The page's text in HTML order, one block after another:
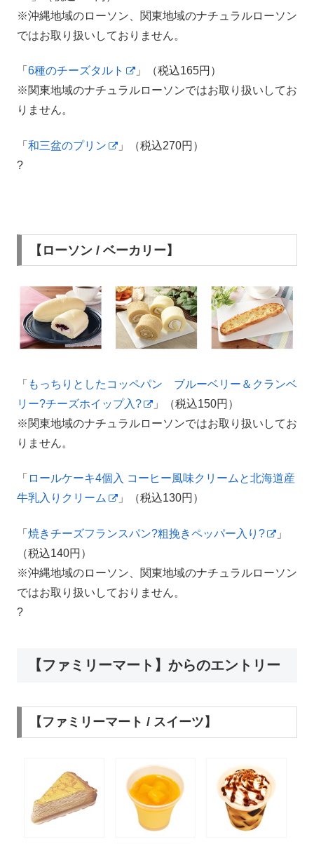
※沖縄地域のローソン、関東地域のナチュラルローソン
ではお取り扱いしておりません。
「 6種のチーズタルト
」（税込165円）
※関東地域のナチュラルローソンではお取り扱いしてお
りません。
「 和三盆のプリン
」（税込270円）
?
【ローソン / ベーカリー】
「 もっちりとしたコッペパン ブルーベリー＆クランベ
リー?チーズホイップ入?
」（税込150円）
※関東地域のナチュラルローソンではお取り扱いしてお
りません。
「 ロールケーキ4個入 コーヒー風味クリームと北海道産
牛乳入りクリーム
」（税込130円）
「 焼きチーズフランスパン?粗挽きペッパー入り?
」
（税込140円）
※沖縄地域のローソン、関東地域のナチュラルローソン
ではお取り扱いしておりません。
?
【ファミリーマート】からのエントリー
【ファミリーマート / スイーツ】